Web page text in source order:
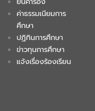
ค่าธรรมเนียมการ
ศึกษา
ปฏิทินการศึกษา
ข่าวทุนการศึกษา
แจ้งเรื่องร้องเรียน